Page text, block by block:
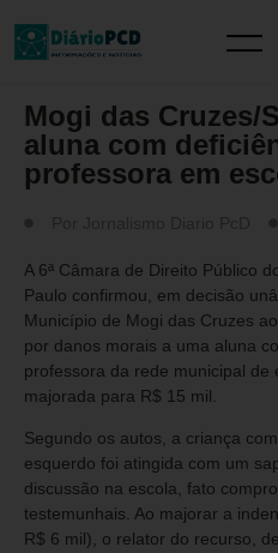
Mogi das Cruzes/
aluna com
professora em
A 6ª Câmara de Direito Público
Paulo confirmou, em decisão
Município de Mogi das Cruzes
por danos morais a uma aluna
professora da rede municipal de
majorada para R$ 15 mil.
Segundo os autos, a criança
esquerdo foi atingida com um
discussão na escola, fato
testemunhais. Ao majorar a
R$ 6 mil), o relator do recurso,